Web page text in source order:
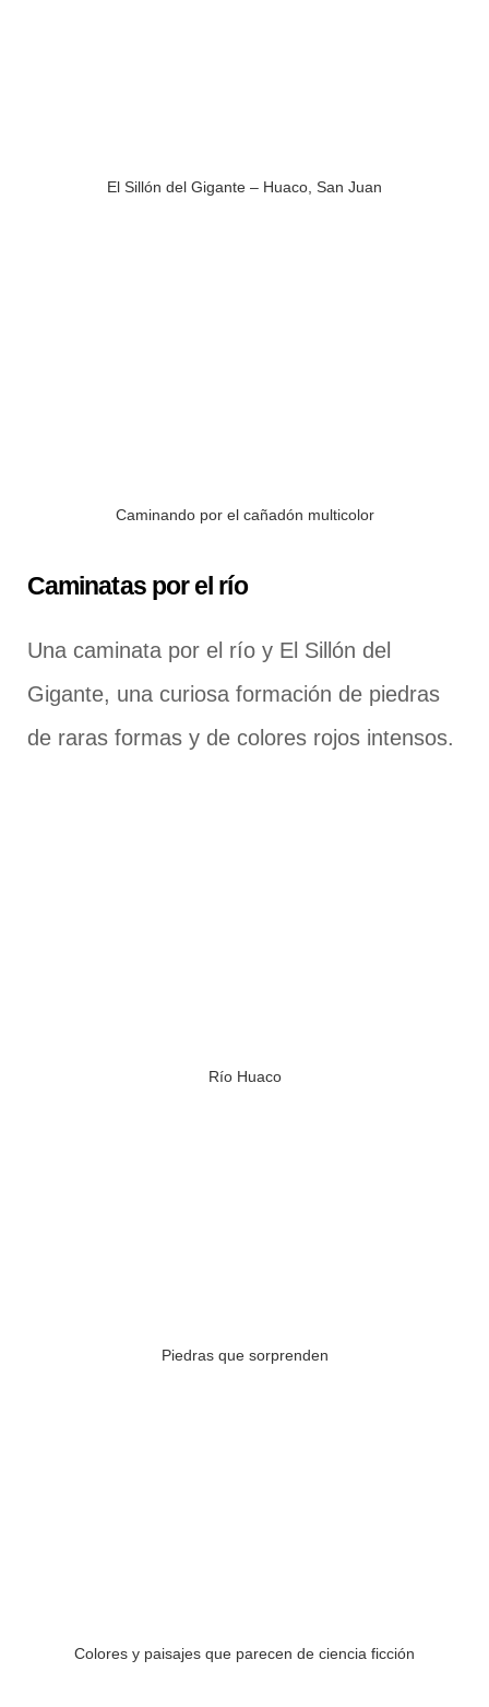
El Sillón del Gigante – Huaco, San Juan
Caminando por el cañadón multicolor
Caminatas por el río
Una caminata por el río y El Sillón del
Gigante, una curiosa formación de piedras
de raras formas y de colores rojos intensos.
Río Huaco
Piedras que sorprenden
Colores y paisajes que parecen de ciencia ficción